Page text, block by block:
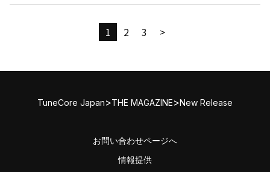
1 2 3 >
TuneCore Japan>THE MAGAZINE>New Release
お問い合わせページへ
情報提供